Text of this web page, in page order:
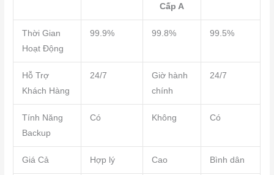
Cấp A
Thời Gian
Hoạt Động
99.9% 99.8% 99.5%
Hỗ Trợ
Khách Hàng
24/7
Giờ hành
chính
24/7
Tính Năng
Backup
Có Không Có
Giá Cả Hợp lý Cao Bình dân